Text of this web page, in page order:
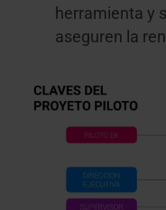
herramienta y
aseguren la